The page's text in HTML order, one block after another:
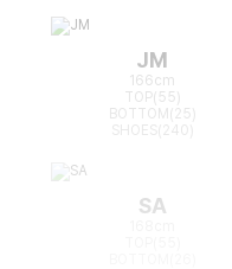
JM
166cm
TOP(55)
BOTTOM(25)
SA